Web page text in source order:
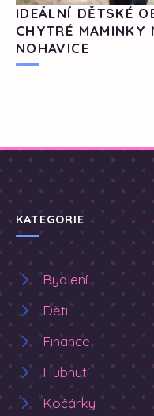
IDEÁLNÍ DĚTSKÉ
CHYTRÉ MAMINKY
NOHAVICE
KATEGORIE
Bydlení
Děti
Finance
Hubnutí
Kočárky